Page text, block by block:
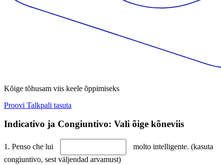
Kõige tõhusam viis keele õppimiseks
Proovi Talkpali tasuta
Indicativo ja Congiuntivo: Vali õige kõneviis
1. Penso che lui
molto intelligente. (kasuta
congiuntivo, sest väljendad arvamust)